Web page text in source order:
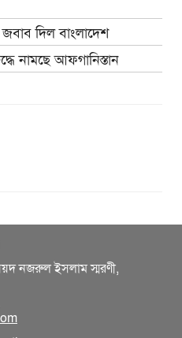
জবাব দিল বাংলাদেশ
নামছে আফগানিস্তান
নজরুল ইসলাম স্মরণী,